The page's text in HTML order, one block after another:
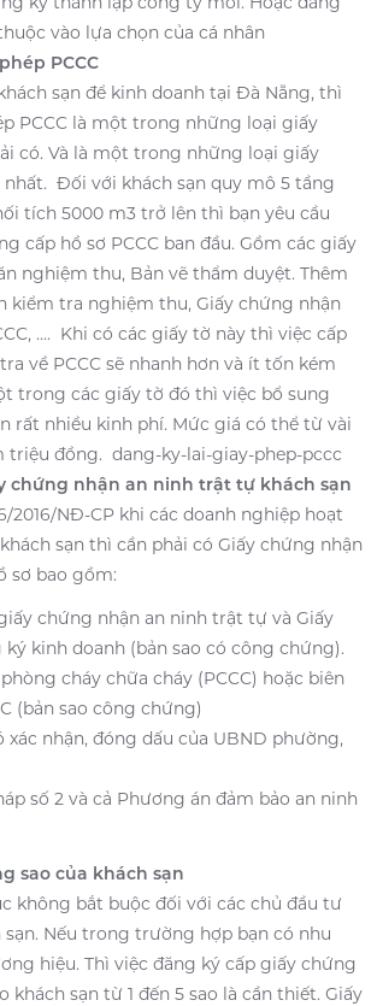
vào lựa chọn của cá nhân
PCCC
sạn để kinh doanh tại Đà Nẵng, thì
PCCC là một trong những loại giấy
có. Và là một trong những loại giấy
Đối với khách sạn quy mô 5 tầng
tích 5000 m3 trở lên thì bạn yêu cầu
cấp hồ sơ PCCC ban đầu. Gồm các giấy
nghiệm thu, Bản vẽ thẩm duyệt. Thêm
kiểm tra nghiệm thu, Giấy chứng nhận
…. Khi có các giấy tờ này thì việc cấp
về PCCC sẽ nhanh hơn và ít tốn kém
trong các giấy tờ đó thì việc bổ sung
rất nhiều kinh phí. Mức giá có thể từ vài
triệu đồng. dang-ky-lai-giay-phep-pccc
chứng nhận an ninh trật tự khách sạn
2016/NĐ-CP khi các doanh nghiệp hoạt
sạn thì cần phải có Giấy chứng nhận
sơ bao gồm:
chứng nhận an ninh trật tự và Giấy
kinh doanh (bản sao có công chứng).
cháy chữa cháy (PCCC) hoặc biên
(bản sao công chứng)
xác nhận, đóng dấu của UBND phường,
số 2 và cả Phương án đảm bảo an ninh
sao của khách sạn
không bắt buộc đối với các chủ đầu tư
sạn. Nếu trong trường hợp bạn có nhu
hiệu. Thì việc đăng ký cấp giấy chứng
khách sạn từ 1 đến 5 sao là cần thiết. Giấy